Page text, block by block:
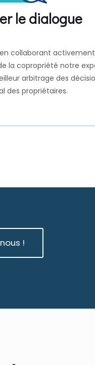
le dialogue
collaborant
la copropriété notre
arbitrage des
des propriétaires.
!